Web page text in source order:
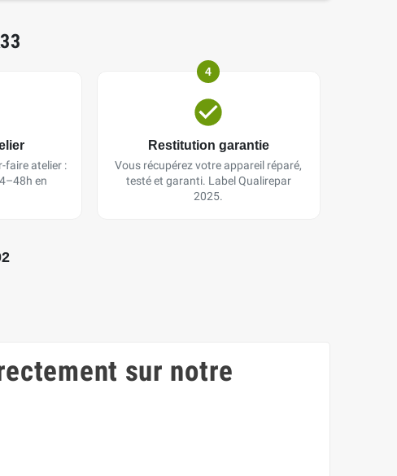
faire atelier :
en
4
Restitution garantie
Vous récupérez votre appareil réparé,
testé et garanti. Label Qualirepar
2025.
sur notre